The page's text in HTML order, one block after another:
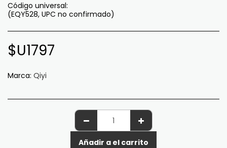
Código universal:
(EQY528, UPC no confirmado)
$U1797
Marca: Qiyi
Añadir a el carrito